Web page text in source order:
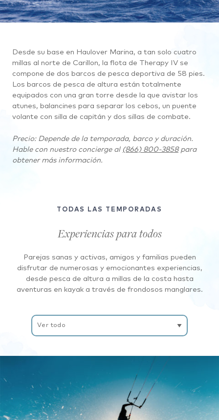
Desde su base en Haulover Marina, a tan solo cuatro
millas al norte de Carillon, la flota de Therapy IV se
compone de dos barcos de pesca deportiva de 58 pies.
Los barcos de pesca de altura están totalmente
equipados con una gran torre desde la que avistar los
atunes, balancines para separar los cebos, un puente
volante con silla de capitán y dos sillas de combate.
Precio: Depende de la temporada, barco y duración.
Hable con nuestro concierge al (866) 800-3858para
obtener más información.
TODAS LAS TEMPORADAS
Experiencias para todos
Parejas sanas y activas, amigos y familias pueden
disfrutar de numerosas y emocionantes experiencias,
desde pesca de altura a millas de la costa hasta
aventuras en kayak a través de frondosos manglares.
Filtrar
experiencias